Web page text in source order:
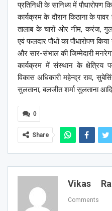
प्रतिनिधी के सानिध्य में पौधारोपण
कार्यक्रम के दौरान किठाना के
तालाब के चारों ओर नीम, करंज,
एवं फलदार पौधों का पौधारोपण
और सार-संभाल की जिम्मेदारी
कार्यक्रम में संस्थान के क्षेत्रिय
विकास अधिकारी महेन्द्र राव,
सुलताना, बलजीत शर्मा सुलताना
0
Share
Vikas
Comments